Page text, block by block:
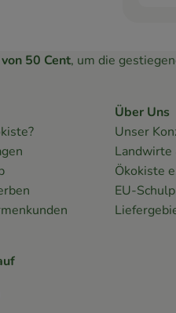
50 Cent, um die
Über Uns
Unser
Landwirte
Ökokiste
EU-
Link zu https://
Link zu https://